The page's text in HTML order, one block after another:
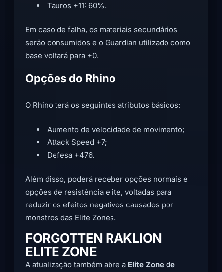
Tauros +11: 60%.
Em caso de falha, os materiais secundários
serão consumidos e o Guardian utilizado como
base voltará para +0.
Opções do Rhino
O Rhino terá os seguintes atributos básicos:
Aumento de velocidade de movimento;
Attack Speed +7;
Defesa +476.
Além disso, poderá receber opções normais e
opções de resistência elite, voltadas para
reduzir os efeitos negativos causados por
monstros das Elite Zones.
FORGOTTEN RAKLION
ELITE ZONE
A atualização também abre a Elite Zone de